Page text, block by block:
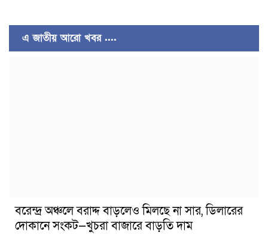
এ জাতীয় আরো খবর ....
বরেন্দ্র অঞ্চলে বরাদ্দ বাড়লেও মিলছে না সার, ডিলারের
দোকানে সংকট—খুচরা বাজারে বাড়তি দাম